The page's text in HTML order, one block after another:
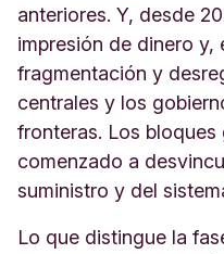
anteriores. Y, desde
impresión de dinero
fragmentación y
centrales y los
fronteras. Los
comenzado a
suministro y del
Lo que distingue la